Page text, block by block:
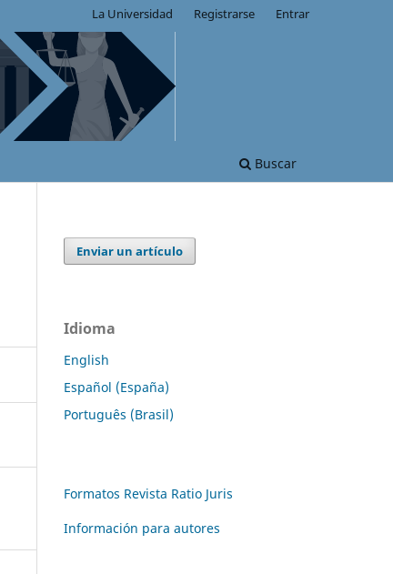
Buscar
La Universidad Registrarse Entrar
Enviar un artículo
Idioma
English
Español (España)
Português (Brasil)
Formatos Revista Ratio Juris
Información para autores